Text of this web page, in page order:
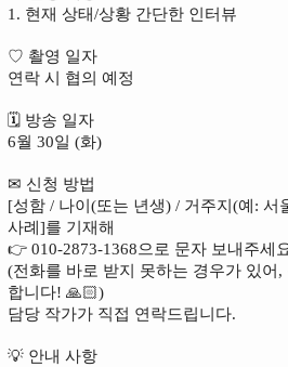
1. 현재 상태/상황 간단한 인터뷰
♡ 촬영 일자
연락 시 협의 예정
🗓 방송 일자
6월 30일 (화)
✉ 신청 방법
[성함 / 나이(또는 년생) / 거주지(예: 서
사례]를 기재해
👉 010-2873-1368으로 문자 보내주세
(전화를 바로 받지 못하는 경우가 있어
합니다! 🙏🏻)
담당 작가가 직접 연락드립니다.
💡 안내 사항